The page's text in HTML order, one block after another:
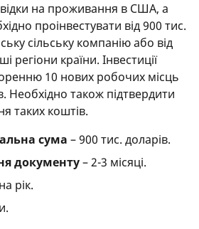
на проживання в США, а
проінвестувати від 900 тис.
сільську компанію або від
регіони країни. Інвестиції
10 нових робочих місць
Необхідно також підтвердити
таких коштів.
сума – 900 тис. доларів.
документу– 2-3 місяці.
рік.